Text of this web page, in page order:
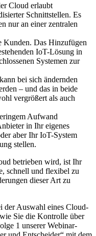
Cloud erlaubt
Schnittstellen. Es
nur an einer zentralen
Kunden. Das Hinzufügen
IoT-Lösung in
Systemen zur
bei sich ändernden
– und das in beide
vergrößert als auch
Aufwand
in Ihr eigenes
aber Ihr IoT-System
stellen.
betrieben wird, ist Ihr
schnell und flexibel zu
dieser Art zu
der Auswahl eines Cloud-
Sie die Kontrolle über
1 unserer Webinar-